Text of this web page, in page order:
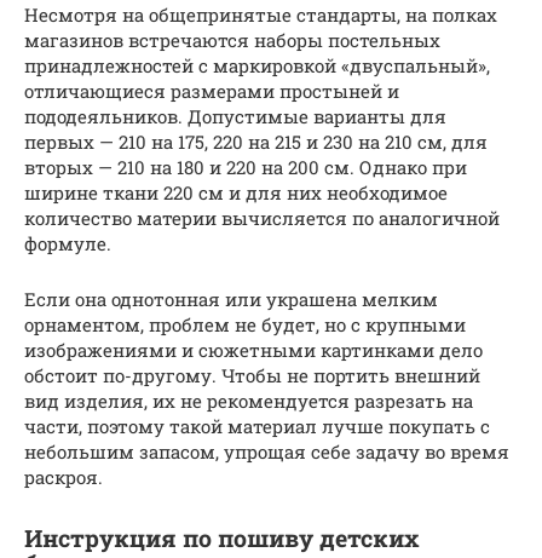
Несмотря на общепринятые стандарты, на полках
магазинов встречаются наборы постельных
принадлежностей с маркировкой «двуспальный»,
отличающиеся размерами простыней и
пододеяльников. Допустимые варианты для
первых — 210 на 175, 220 на 215 и 230 на 210 см, для
вторых — 210 на 180 и 220 на 200 см. Однако при
ширине ткани 220 см и для них необходимое
количество материи вычисляется по аналогичной
формуле.
Если она однотонная или украшена мелким
орнаментом, проблем не будет, но с крупными
изображениями и сюжетными картинками дело
обстоит по-другому. Чтобы не портить внешний
вид изделия, их не рекомендуется разрезать на
части, поэтому такой материал лучше покупать с
небольшим запасом, упрощая себе задачу во время
раскроя.
Инструкция по пошиву детских